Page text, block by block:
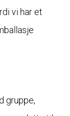
vi har et
gruppe,